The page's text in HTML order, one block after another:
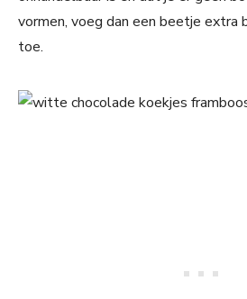
vormen, voeg dan een beetje extra
toe.